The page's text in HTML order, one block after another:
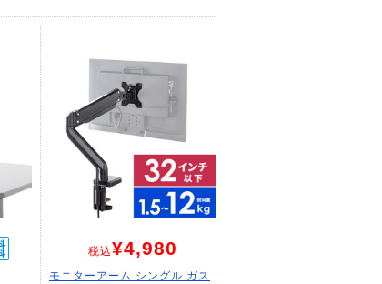
税込¥4,980
モニターアーム シングル ガス